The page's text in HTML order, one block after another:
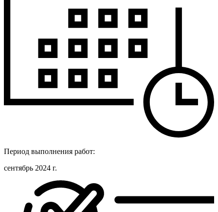
Период выполнения работ:
сентябрь 2024 г.